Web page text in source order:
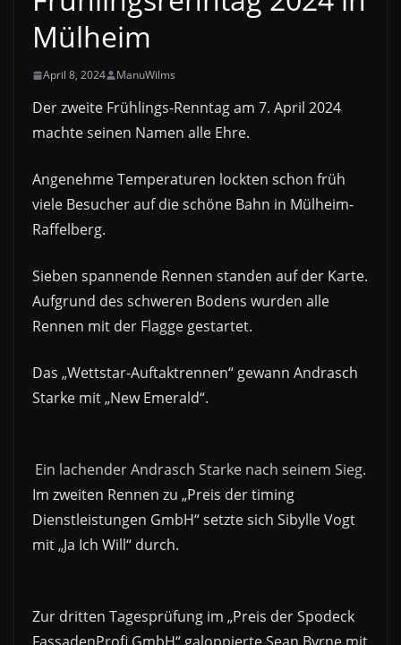
Mülheim
April 8, 2024 ManuWilms
Der zweite Frühlings-Renntag am 7. April 2024
machte seinen Namen alle Ehre.
Angenehme Temperaturen lockten schon früh
viele Besucher auf die schöne Bahn in Mülheim-
Raffelberg.
Sieben spannende Rennen standen auf der Karte.
Aufgrund des schweren Bodens wurden alle
Rennen mit der Flagge gestartet.
Das „Wettstar-Auftaktrennen“ gewann Andrasch
Starke mit „New Emerald“.
Ein lachender Andrasch Starke nach seinem Sieg.
Im zweiten Rennen zu „Preis der timing
Dienstleistungen GmbH“ setzte sich Sibylle Vogt
mit „Ja Ich Will“ durch.
Zur dritten Tagesprüfung im „Preis der Spodeck